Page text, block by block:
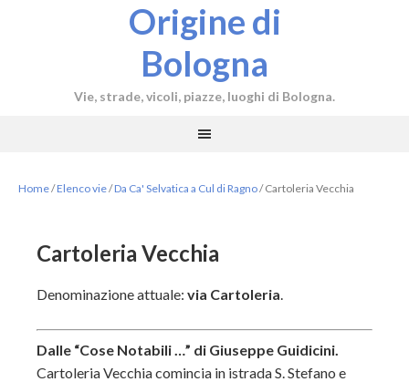
Origine di
Bologna
Vie, strade, vicoli, piazze, luoghi di Bologna.
Home/Elenco vie/Da Ca' Selvatica a Cul di Ragno/Cartoleria Vecchia
Cartoleria Vecchia
Denominazione attuale: via Cartoleria.
Dalle “Cose Notabili …” di Giuseppe Guidicini.
Cartoleria Vecchia comincia in istrada S. Stefano e